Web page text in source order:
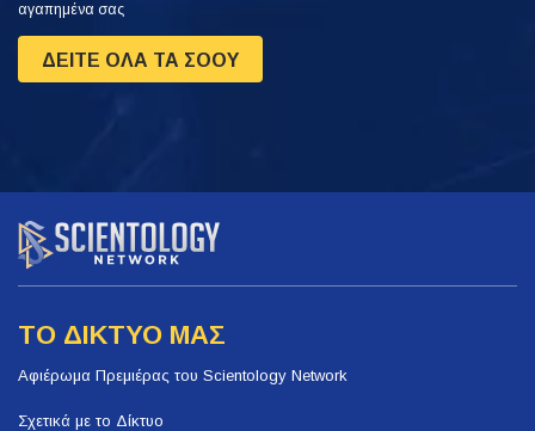
αγαπημένα σας
ΔΕΙΤΕ ΟΛΑ ΤΑ ΣΟΟΥ
ΤΟ ΔΙΚΤΥΟ ΜΑΣ
Αφιέρωμα Πρεμιέρας του Scientology Network
Σχετικά με το Δίκτυο